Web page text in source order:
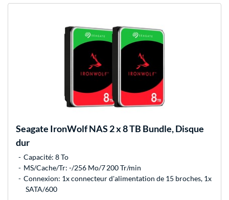
Seagate IronWolf NAS 2 x 8 TB Bundle, Disque
dur
Capacité: 8 To
MS/Cache/Tr: -/256 Mo/7 200 Tr/min
Connexion: 1x connecteur d'alimentation de 15 broches, 1x
SATA/600